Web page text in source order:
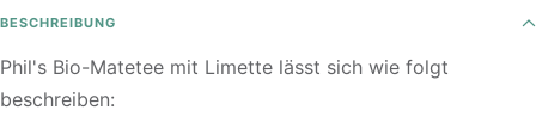
BESCHREIBUNG
Phil's Bio-Matetee mit Limette lässt sich wie folgt
beschreiben: